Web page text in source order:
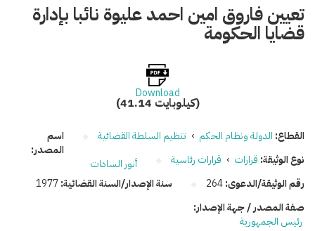
تعيين فاروق امين احمد عليوة نائبا بإدارة
قضايا الحكومة
Download
(41.14 كيلوبايت)
القطاع: الدولة ونظام الحكم › تنظيم السلطة القضائية
نوع الوثيقة: قرارات › قرارات رئاسية
رقم الوثيقة/الدعوى:264 سنة الإصدار/السنة القضائية:1977
اسم
المصدر:
أنور السادات
صفة المصدر / جهة الإصدار:
رئيس الجمهورية